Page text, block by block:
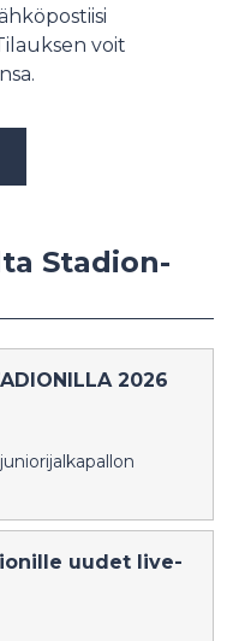
voit
Stadion-
2026
uudet live-